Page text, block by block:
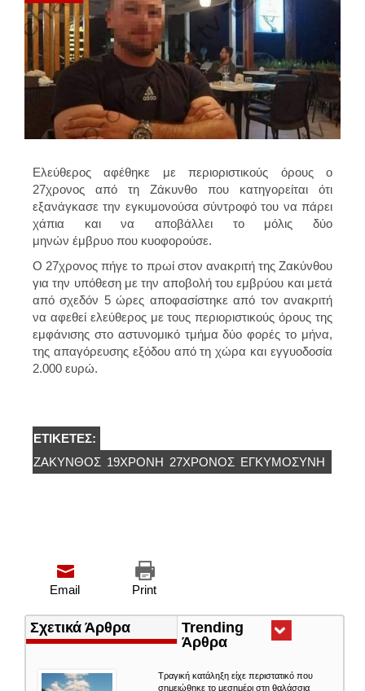
Ελεύθερος αφέθηκε με περιοριστικούς όρους ο
27χρονος από τη Ζάκυνθο που κατηγορείται ότι
εξανάγκασε την εγκυμονούσα σύντροφό του να πάρει
χάπια και να αποβάλλει το μόλις δύο
μηνών έμβρυο που κυοφορούσε.
Ο 27χρονος πήγε το πρωί στον ανακριτή της Ζακύνθου
για την υπόθεση με την αποβολή του εμβρύου και μετά
από σχεδόν 5 ώρες αποφασίστηκε από τον ανακριτή
να αφεθεί ελεύθερος με τους περιοριστικούς όρους της
εμφάνισης στο αστυνομικό τμήμα δύο φορές το μήνα,
της απαγόρευσης εξόδου από τη χώρα και εγγυοδοσία
2.000 ευρώ.
ΕΤΙΚΈΤΕΣ:
ΖΑΚΥΝΘΟΣ 19ΧΡΟΝΗ 27ΧΡΟΝΟΣ ΕΓΚΥΜΟΣΥΝΗ
Print
Email
Σχετικά Άρθρα
Trending
Άρθρα(ενεργή
Τραγική κατάληξη είχε περιστατικό που
σημειώθηκε το μεσημέρι στη θαλάσσια